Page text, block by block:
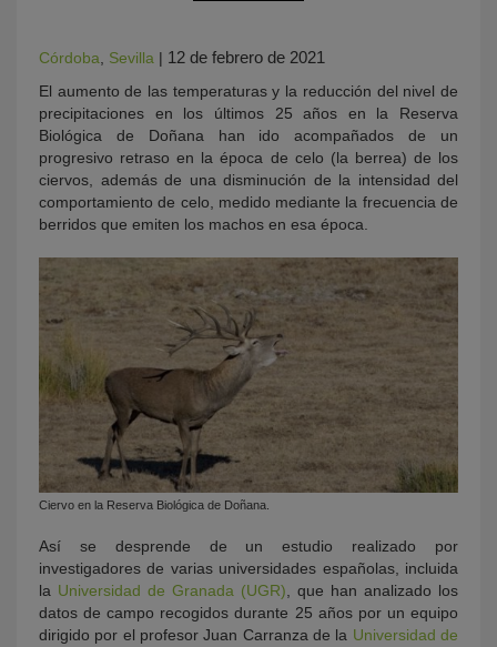
Córdoba Sevilla | 12 de febrero de 2021
El aumento de las temperaturas y la reducción del nivel de
precipitaciones en los últimos 25 años en la Reserva
Biológica de Doñana han ido acompañados de un
progresivo retraso en la época de celo (la berrea) de los
ciervos, además de una disminución de la intensidad del
comportamiento de celo, medido mediante la frecuencia de
berridos que emiten los machos en esa época.
Ciervo en la Reserva Biológica de Doñana.
Así se desprende de un estudio realizado por
investigadores de varias universidades españolas, incluida
la Universidad de Granada (UGR), que han analizado los
datos de campo recogidos durante 25 años por un equipo
dirigido por el profesor Juan Carranza de la Universidad de